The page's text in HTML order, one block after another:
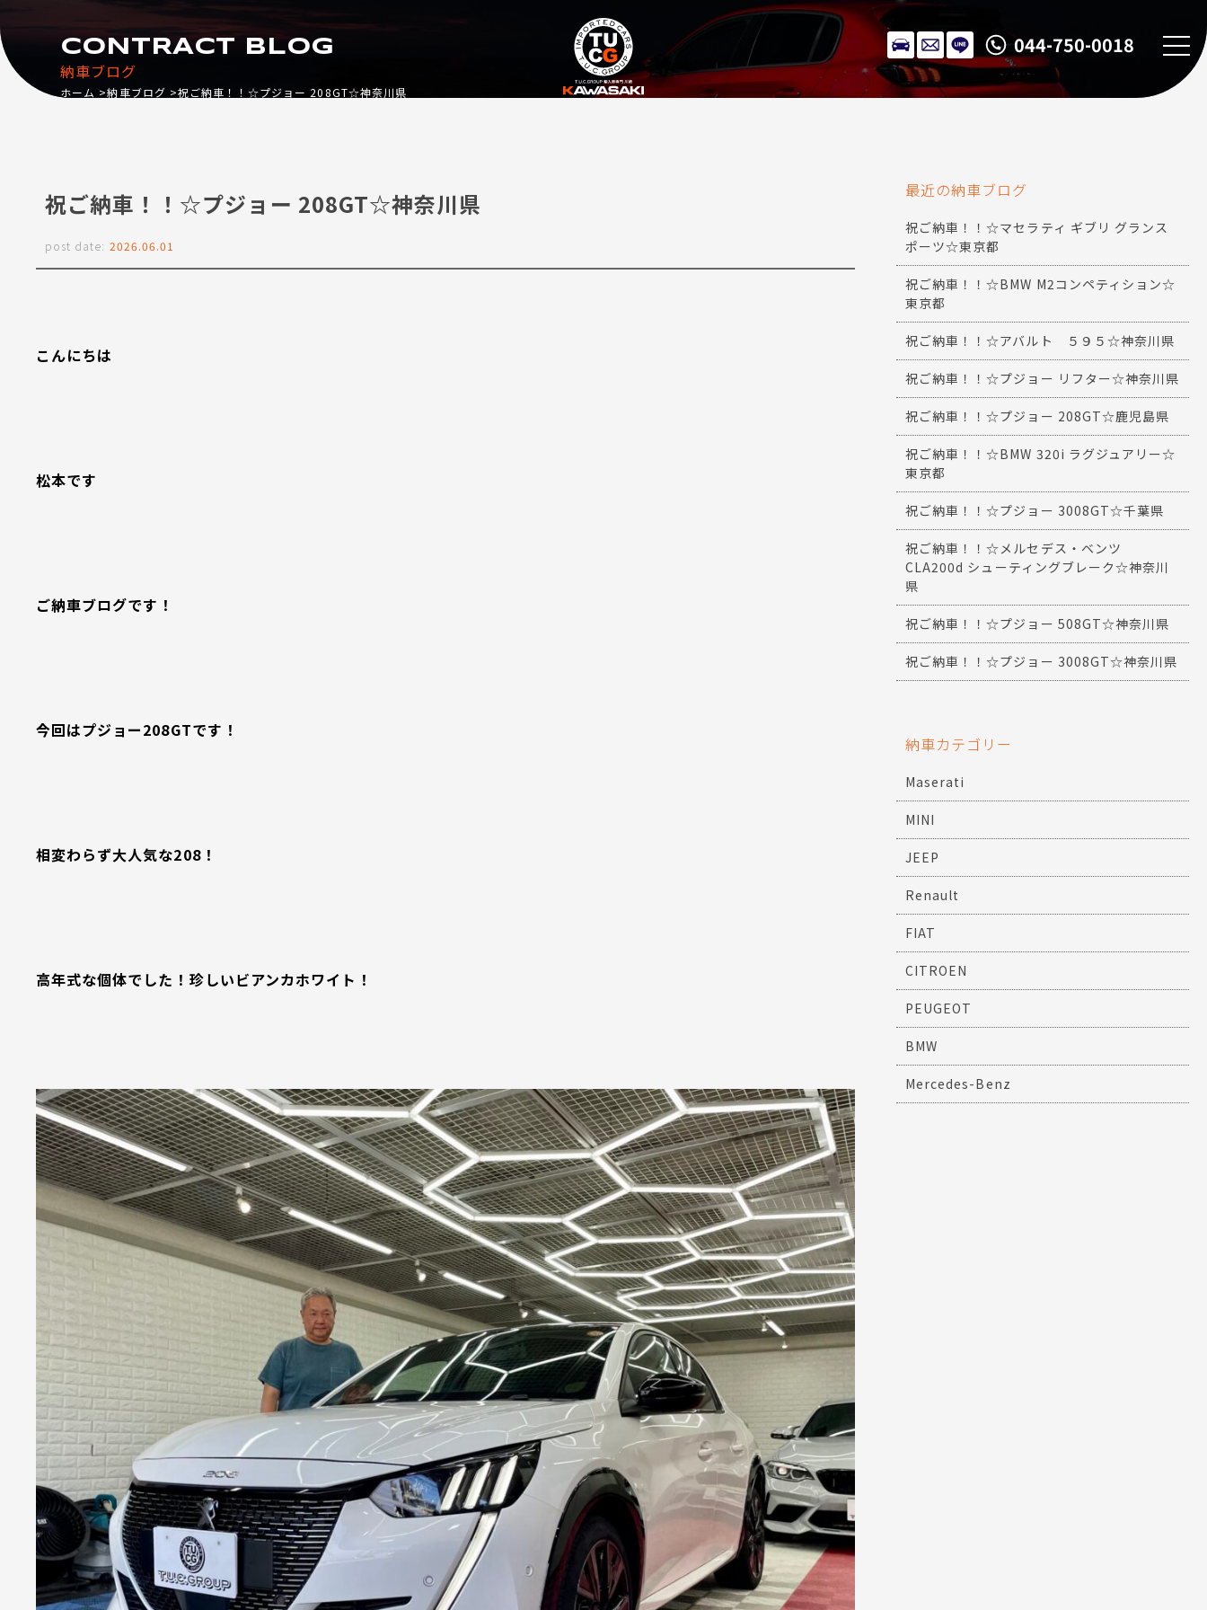
044-750-0018
納車ブログ
CONTRACT BLOG
ホーム 納車ブログ 祝ご納車！！☆プジョー 208GT☆神奈川県
祝ご納車！！☆プジョー 208GT☆神奈川県
post date: 2026.06.01
こんにちは
松本です
ご納車ブログです！
今回はプジョー208GTです！
相変わらず大人気な208！
高年式な個体でした！珍しいビアンカホワイト！
最近の納車ブログ
祝ご納車！！☆マセラティ ギブリ グランス
ポーツ☆東京都
祝ご納車！！☆BMW M2コンペティション☆
東京都
祝ご納車！！☆アバルト ５９５☆神奈川県
祝ご納車！！☆プジョー リフター☆神奈川県
祝ご納車！！☆プジョー 208GT☆鹿児島県
祝ご納車！！☆BMW 320i ラグジュアリー☆
東京都
祝ご納車！！☆プジョー 3008GT☆千葉県
祝ご納車！！☆メルセデス・ベンツ
CLA200d シューティングブレーク☆神奈川
県
祝ご納車！！☆プジョー 508GT☆神奈川県
祝ご納車！！☆プジョー 3008GT☆神奈川県
納車カテゴリー
Maserati
MINI
JEEP
Renault
FIAT
CITROEN
PEUGEOT
BMW
Mercedes-Benz